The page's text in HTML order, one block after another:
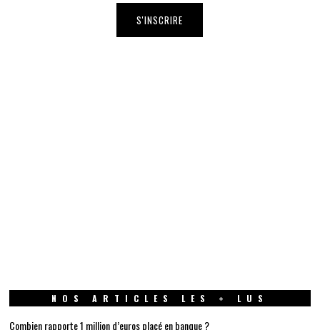
NOS ARTICLES LES + LUS
Combien rapporte 1 million d’euros placé en banque ?